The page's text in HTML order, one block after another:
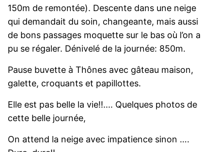
150m de remontée). Descente dans une neige
qui demandait du soin, changeante, mais aussi
de bons passages moquette sur le bas où l’on a
pu se régaler. Dénivelé de la journée: 850m.
Pause buvette à Thônes avec gâteau maison,
galette, croquants et papillottes.
Elle est pas belle la vie!!.... Quelques photos de
cette belle journée,
On attend la neige avec impatience sinon ….